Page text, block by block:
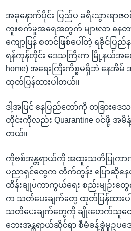
အခုနောက်ပိုင်း ပြည်ပ ခရီးသွားရာ
ကူးစက်မှုအရေအတွက် များလာ နေတ
ကျော့ပြန် စတင်ဖြစ်ပေါ်တဲ့ ရခိုင်ပြ
ရန်ကုန်တိုင်း ဒေသကြီးက မြို့နယ်အတော်
home) အရေးကြီးကိစ္စမရှိဘဲ နေအိ
ထုတ်ပြန်ထားပါတယ်။
ဒါ့အပြင် နေပြည်တော်ကို တခြား
တိုင်းကိုလည်း Quarantine ဝင်ဖို့ အမိန့်
တယ်။
ကိုဗစ်အန္တရာယ်ကို အထူးသတိပြုကာကွ
ပညာရှင်တွေက တိုက်တွန်း ပြောဆိုနေ
ထိန်းချုပ်ကာကွယ်ရေး စည်းမျဉ်း
က သတိပေးချက်တွေ ထုတ်ပြန်ထား
သတိပေးချက်တွေကို ချိုးဖောက်သူ
ဘေးအန္တရာယ်ဆိုင်ရာ စီမံခန့်ခွဲမှုဥပဒ